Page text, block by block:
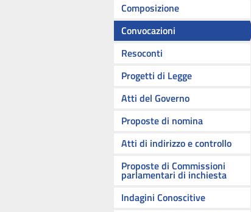
Composizione
Convocazioni
Resoconti
Progetti di Legge
Atti del Governo
Proposte di nomina
Atti di indirizzo e controllo
Proposte di Commissioni
parlamentari di inchiesta
Indagini Conoscitive